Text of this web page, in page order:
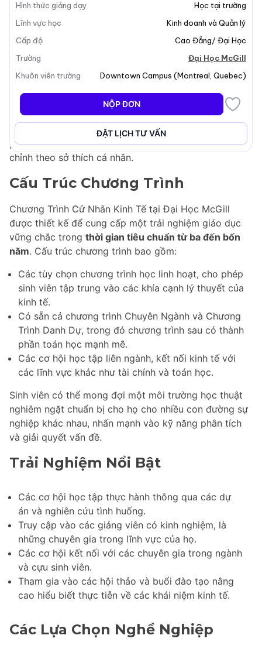
biết toàn diện về cách mà các xã hội đưa ra quyết
định liên quan đến sản xuất, tiêu dùng và đầu tư.
Chương trình này nhấn mạnh việc phát triển khả năng
định lượng và lý luận trừu tượng, trang bị cho sinh viên
kiến thức thiết yếu về các cơ chế kinh tế của thế giới.
Là một sinh viên, bạn sẽ khám phá các vấn đề quan
mức độ lạm phát, cùng với tác động của toàn cầu hóa
đến nền kinh tế Canada. Chương trình có sẵn dưới
dạng cả Chuyên Ngành và Chương Trình Danh Dự, cho
phép một chương trình học linh hoạt có thể được điều
chỉnh theo sở thích cá nhân.
Cấu Trúc Chương Trình
Chương Trình Cử Nhân Kinh Tế tại Đại Học McGill
được thiết kế để cung cấp một trải nghiệm giáo dục
vững chắc trong thời gian tiêu chuẩn từ ba đến bốn
năm. Cấu trúc chương trình bao gồm:
Các tùy chọn chương trình học linh hoạt, cho phép
sinh viên tập trung vào các khía cạnh lý thuyết của
kinh tế.
Có sẵn cả chương trình Chuyên Ngành và Chương
Trình Danh Dự, trong đó chương trình sau có thành
phần toán học mạnh mẽ.
Các cơ hội học tập liên ngành, kết nối kinh tế với
các lĩnh vực khác như tài chính và toán học.
Sinh viên có thể mong đợi một môi trường học thuật
nghiêm ngặt chuẩn bị cho họ cho nhiều con đường sự
nghiệp khác nhau, nhấn mạnh vào kỹ năng phân tích
và giải quyết vấn đề.
Trải Nghiệm Nổi Bật
Các cơ hội học tập thực hành thông qua các dự
án và nghiên cứu tình huống.
Truy cập vào các giảng viên có kinh nghiệm, là
những chuyên gia trong lĩnh vực của họ.
Các cơ hội kết nối với các chuyên gia trong ngành
và cựu sinh viên.
Tham gia vào các hội thảo và buổi đào tạo nâng
cao hiểu biết thực tiễn về các khái niệm kinh tế.
Các Lựa Chọn Nghề Nghiệp
Hình thức giảng dạy
Học tại trường
Lĩnh vực học
Kinh doanh và Quản lý
Cấp độ
Cao Đẳng/ Đại Học
Trường
Đại Học McGill
Khuôn viên trường
Downtown Campus (Montreal Quebec)
NỘP ĐƠN
ĐẶT LỊCH TƯ VẤN